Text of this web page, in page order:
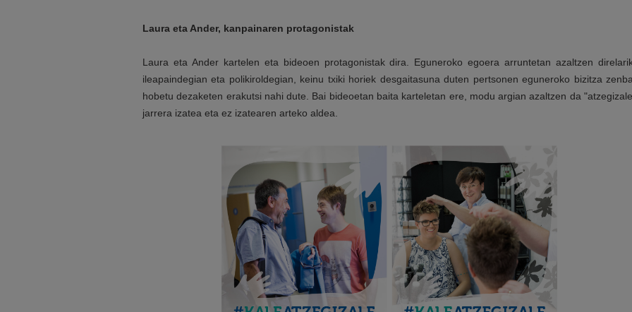
Laura eta Ander, kanpainaren protagonistak
Laura eta Ander kartelen eta bideoen protagonistak dira. Eguneroko egoera arruntetan azaltzen
ileapaindegian eta polikiroldegian, keinu txiki horiek desgaitasuna duten pertsonen eguneroko bizitza
hobetu dezaketen erakutsi nahi dute. Bai bideoetan baita karteletan ere, modu argian azaltzen da
jarrera izatea eta ez izatearen arteko aldea.